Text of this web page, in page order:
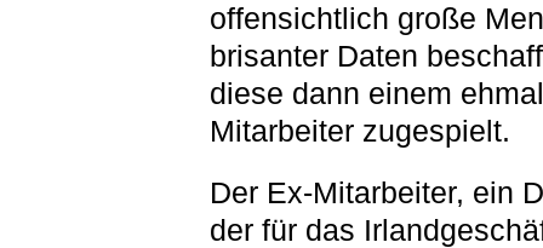
offensichtlich große
brisanter Daten
diese dann einem
Mitarbeiter zugespielt.
Der Ex-Mitarbeiter, ein
der für das